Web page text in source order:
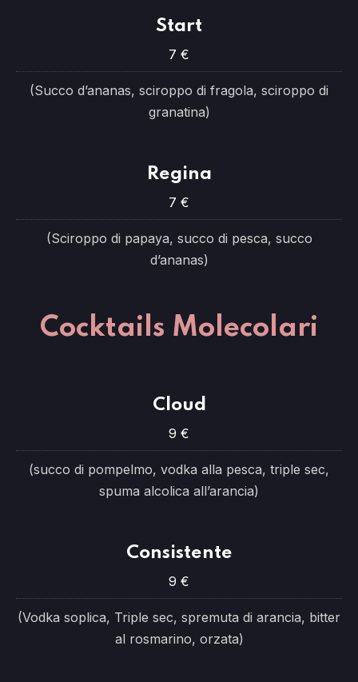
Start
7 €
(Succo d’ananas, sciroppo di fragola, sciroppo di
granatina)
Regina
7 €
(Sciroppo di papaya, succo di pesca, succo
d’ananas)
Cocktails Molecolari
Cloud
9 €
(succo di pompelmo, vodka alla pesca, triple sec,
spuma alcolica all’arancia)
Consistente
9 €
(Vodka soplica, Triple sec, spremuta di arancia, bitter
al rosmarino, orzata)